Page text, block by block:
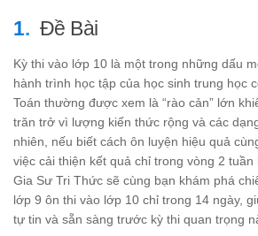
Đề Bài
Kỳ thi vào lớp 10 là một trong những dấu
hành trình học tập của học sinh trung học
Toán thường được xem là “rào cản” lớn
trăn trở vì lượng kiến thức rộng và các
nhiên, nếu biết cách ôn luyện hiệu quả
việc cải thiện kết quả chỉ trong vòng 2 tuần
Gia Sư Tri Thức sẽ cùng bạn khám phá
lớp 9 ôn thi vào lớp 10 chỉ trong 14 ngày,
tự tin và sẵn sàng trước kỳ thi quan trọng